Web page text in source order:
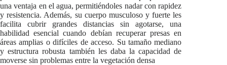
una ventaja en el agua, permitiéndoles nadar con rapidez
y resistencia. Además, su cuerpo musculoso y fuerte les
facilita cubrir grandes distancias sin agotarse, una
habilidad esencial cuando debían recuperar presas en
áreas amplias o difíciles de acceso. Su tamaño mediano
y estructura robusta también les daba la capacidad de
moverse sin problemas entre la vegetación densa